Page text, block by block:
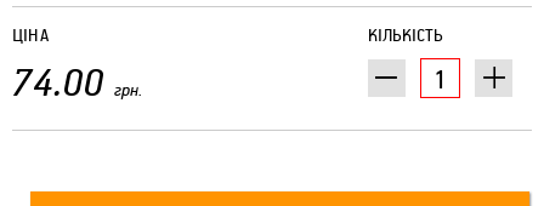
КІЛЬКІСТЬ
ЦІНА
74.00 грн.